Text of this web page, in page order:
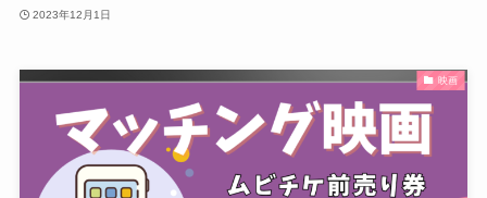
2023年12月1日
映画